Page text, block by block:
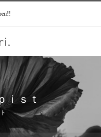
ｉｓｔ